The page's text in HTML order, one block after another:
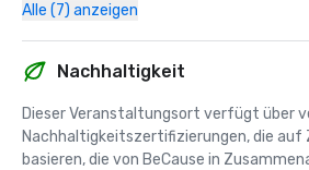
Alle (7) anzeigen
Nachhaltigkeit
Dieser Veranstaltungsort verfügt über
Nachhaltigkeitszertifizierungen, die
basieren, die von BeCause in